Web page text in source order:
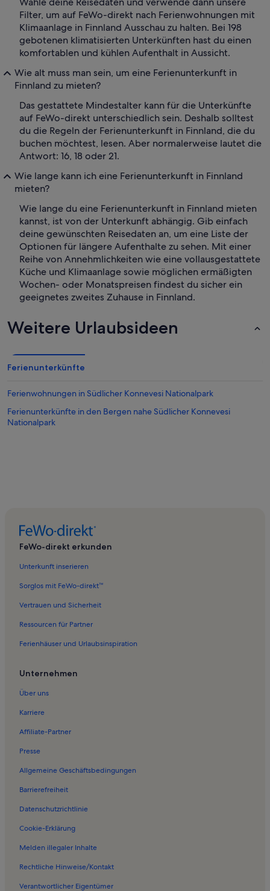
Filter, um auf FeWo-direkt nach Ferienwohnungen mit
Klimaanlage in Finnland Ausschau zu halten. Bei 198
gebotenen klimatisierten Unterkünften hast du einen
komfortablen und kühlen Aufenthalt in Aussicht.
Wie alt muss man sein, um eine Ferienunterkunft in
Finnland zu mieten?
Das gestattete Mindestalter kann für die Unterkünfte
auf FeWo-direkt unterschiedlich sein. Deshalb solltest
du die Regeln der Ferienunterkunft in Finnland, die du
buchen möchtest, lesen. Aber normalerweise lautet die
Antwort: 16, 18 oder 21.
Wie lange kann ich eine Ferienunterkunft in Finnland
mieten?
Wie lange du eine Ferienunterkunft in Finnland mieten
kannst, ist von der Unterkunft abhängig. Gib einfach
deine gewünschten Reisedaten an, um eine Liste der
Optionen für längere Aufenthalte zu sehen. Mit einer
Reihe von Annehmlichkeiten wie eine vollausgestattete
Küche und Klimaanlage sowie möglichen ermäßigten
Wochen- oder Monatspreisen findest du sicher ein
geeignetes zweites Zuhause in Finnland.
Weitere Urlaubsideen
Ferienunterkünfte
Ferienwohnungen in Südlicher Konnevesi Nationalpark
Ferienunterkünfte in den Bergen nahe Südlicher Konnevesi
Nationalpark
FeWo-direkt erkunden
Unterkunft inserieren
Sorglos mit FeWo-direkt™
Vertrauen und Sicherheit
Ressourcen für Partner
Ferienhäuser und Urlaubsinspiration
Unternehmen
Über uns
Karriere
Affiliate-Partner
Presse
Allgemeine Geschäftsbedingungen
Barrierefreiheit
Datenschutzrichtlinie
Cookie-Erklärung
Melden illegaler Inhalte
Rechtliche Hinweise/Kontakt
Verantwortlicher Eigentümer